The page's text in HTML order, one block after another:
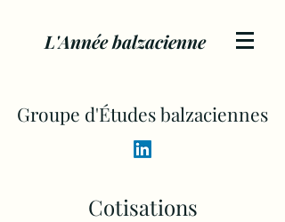
L'Année balzacienne
Groupe d'Études balzaciennes
Cotisations